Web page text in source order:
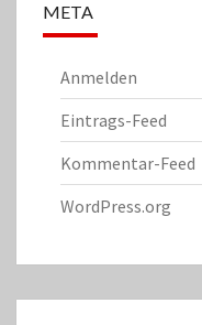
META
Anmelden
Eintrags-Feed
Kommentar-Feed
WordPress.org